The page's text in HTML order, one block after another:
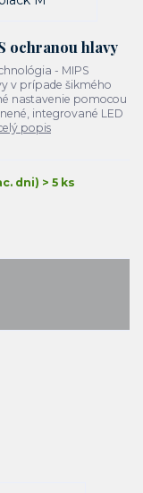
ochranou hlavy
- MIPS
v prípade šikmého
nastavenie pomocou
integrované LED
popis
dni) > 5 ks